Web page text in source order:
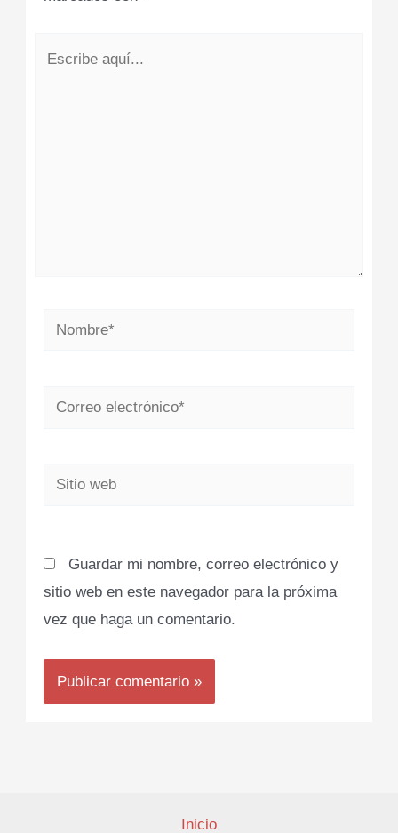
Nombre*
Correo
Sitio
Guardar mi nombre, correo electrónico y
sitio web en este navegador para la próxima
vez que haga un comentario.
Inicio